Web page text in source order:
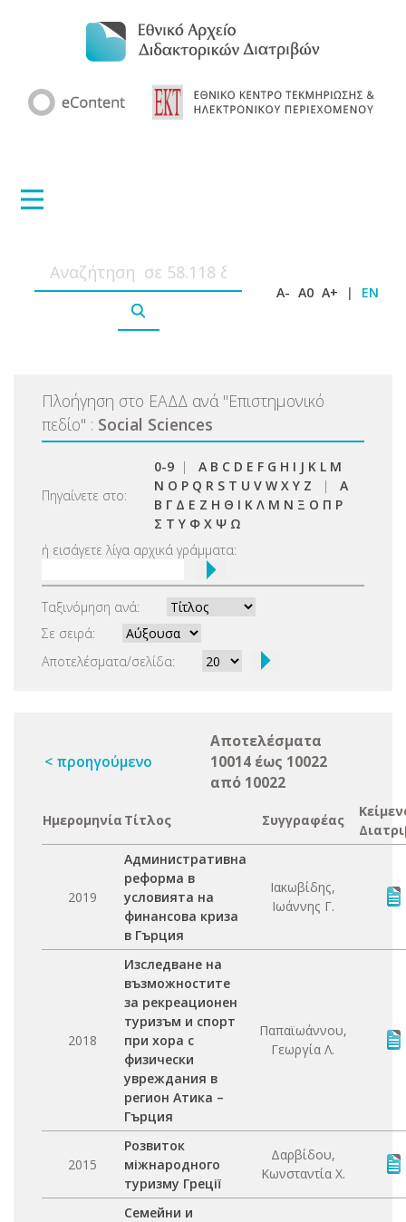
A- A0 A+ | EN
Πλοήγηση στο ΕΑΔΔ ανά "Επιστημονικό
πεδίο" : Social Sciences
Πηγαίνετε στο:
0-9 | A B C D E F G H I J K L M
N O P Q R S T U V W X Y Z | Α
Β Γ Δ Ε Ζ Η Θ Ι Κ Λ Μ Ν Ξ Ο Π Ρ
Σ Τ Υ Φ Χ Ψ Ω
ή εισάγετε λίγα αρχικά γράμματα:
Ταξινόμηση ανά:
Σε σειρά:
Αποτελέσματα/σελίδα:
< προηγούμενο
Αποτελέσματα
10014 έως 10022
από 10022
Ημερομηνία Τίτλος Συγγραφέας
2019
Административна
реформа в
условията на
финансова криза
в Гърция
Ιακωβίδης,
Ιωάννης Γ.
2018
Изследване на
възможностите
за рекреационен
туризъм и спорт
при хора с
физически
увреждания в
регион Атика –
Гърция
Παπαϊωάννου,
Γεωργία Λ.
2015
Розвиток
міжнародного
туризму Греції
Δαρβίδου,
Κωνσταντία Χ.
Семейни и